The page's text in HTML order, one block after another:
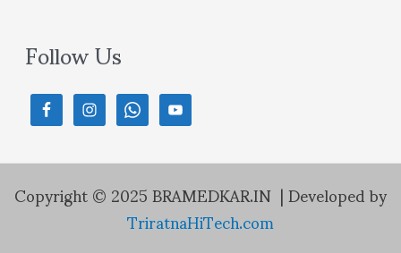
Follow Us
Copyright © 2025 BRAMEDKAR.IN | Developed by
TriratnaHiTech.com